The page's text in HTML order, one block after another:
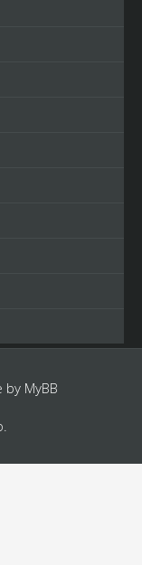
by MyBB
.